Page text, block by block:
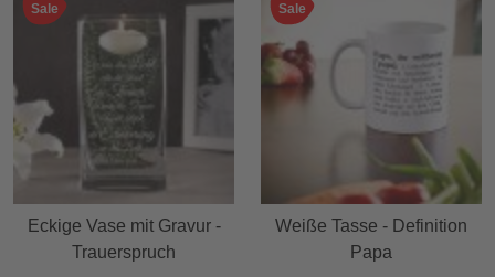
Sale
Eckige Vase mit Gravur -
Trauerspruch
Sale
Weiße Tasse - Definition
Papa